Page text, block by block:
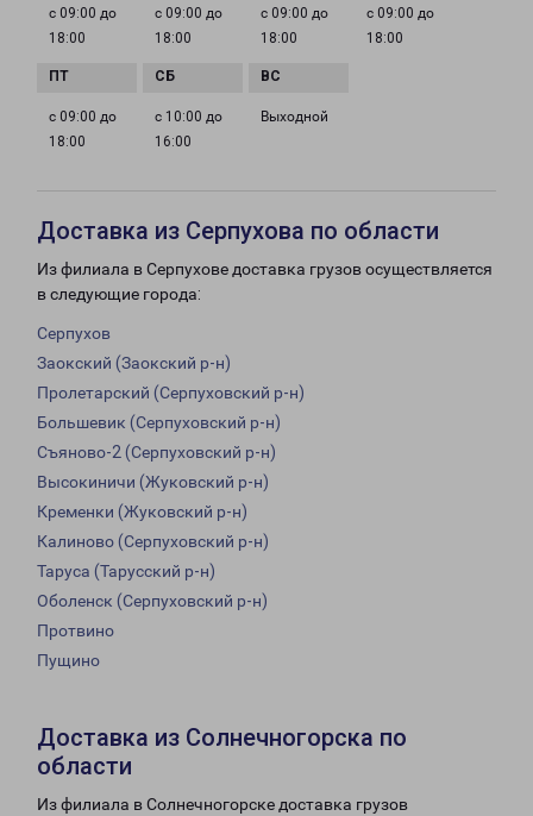
с 09:00 до
18:00
с 09:00 до
18:00
с 09:00 до
18:00
с 09:00 до
18:00
с 09:00 до
18:00
с 10:00 до
16:00
Выходной
Доставка из Серпухова по области
Из филиала в Серпухове доставка грузов осуществляется
в следующие города:
Серпухов
Заокский (Заокский р-н)
Пролетарский (Серпуховский р-н)
Большевик (Серпуховский р-н)
Съяново-2 (Серпуховский р-н)
Высокиничи (Жуковский р-н)
Кременки (Жуковский р-н)
Калиново (Серпуховский р-н)
Таруса (Тарусский р-н)
Оболенск (Серпуховский р-н)
Протвино
Пущино
Доставка из Солнечногорска по
области
Из филиала в Солнечногорске доставка грузов